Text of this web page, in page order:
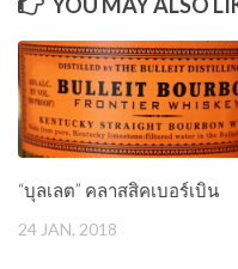
YOU MAY ALSO
“บุลเลต” คลาสสิคเบอร์เบิน
24 JAN, 2018